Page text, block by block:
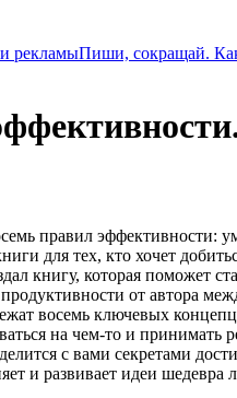
рекламыПиши, сокращай. Как
правил
для тех, кто хочет
книгу, которая поможет
от автора
восемь ключевых
на чем-то и принимать
с вами секретами
и развивает идеи